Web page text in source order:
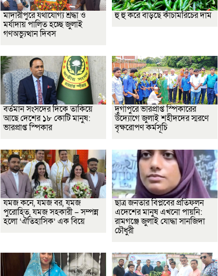
মাদারীপুরে যথাযোগ্য শ্রদ্ধা ও
মর্যাদায় পালিত হচ্ছে জুলাই
গণঅভ্যুত্থান দিবস
হু হু করে বাড়ছে কাঁচামরিচের দাম
বর্তমান সংসদের দিকে তাকিয়ে
আছে দেশের ১৮ কোটি মানুষ:
ভারপ্রাপ্ত স্পিকার
দুর্গাপুরে ভারপ্রাপ্ত স্পিকারের
উদ্যোগে জুলাই শহীদদের স্মরণে
বৃক্ষরোপণ কর্মসূচি
যমজ কনে, যমজ বর, যমজ
পুরোহিত, যমজ সহকারী – সম্পন্ন
হলো ‘ঐতিহাসিক’ এক বিয়ে
ছাত্র জনতার বিপ্লবের প্রতিফলন
এদেশের মানুষ এখনো পায়নি:
রামগঞ্জে জুলাই যোদ্ধা সানজিদা
চৌধুরী